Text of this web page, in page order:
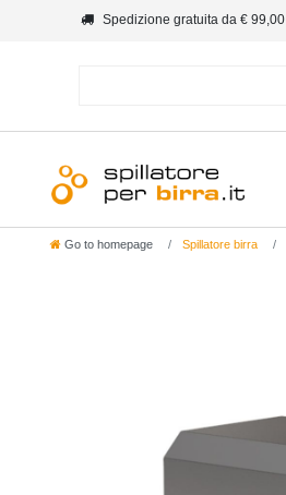
Spedizione gratuita da € 99,00
Go to homepage Spillatore birra